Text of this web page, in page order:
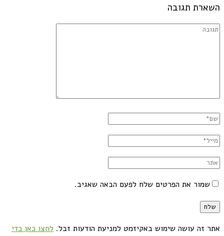
השארת תגובה
שמור את הפרטים שלח לפעם הבאה שאגיב.
אתר זה עושה שימוש באקיזמט למניעת הודעות זבל. לחצו כאן כדי